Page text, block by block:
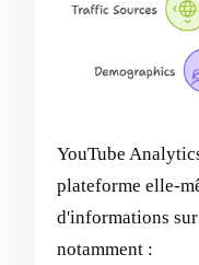
YouTube
plateforme elle-
d'informations
notamment :